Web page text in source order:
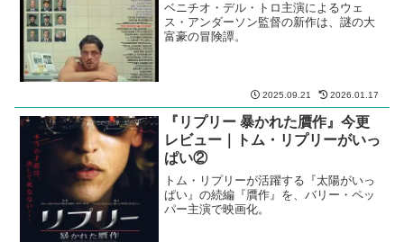
ベニチオ・デル・トロ主演によるウェ
ス・アンダーソン監督の新作は、謎の大
富豪の冒険譚。
2025.09.21 2026.01.17
『リプリー 暴かれた贋作』今更
レビュー｜トム・リプリーがいっ
ぱい②
トム・リプリーが活躍する『太陽がいっ
ぱい』の続編『贋作』を、バリー・ペッ
パー主演で映画化。